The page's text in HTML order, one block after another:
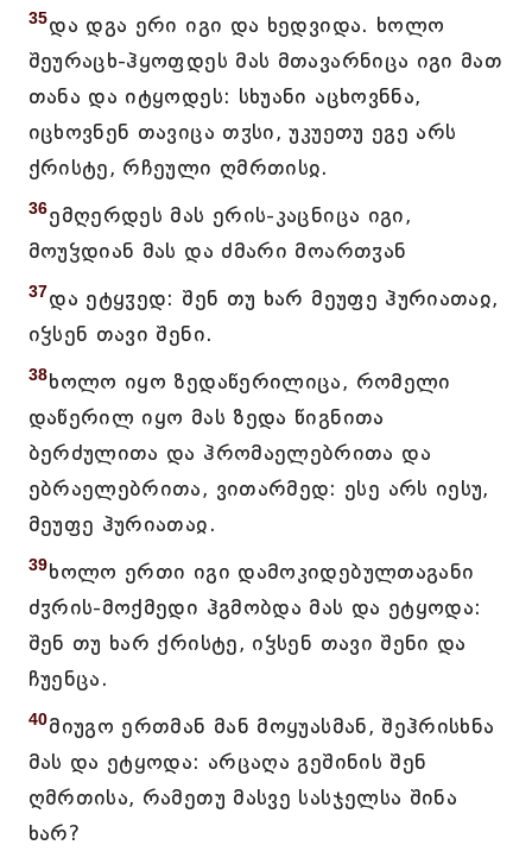
35და დგა ერი იგი და ხედვიდა. ხოლო
შეურაცხ-ჰყოფდეს მას მთავარნიცა იგი მათ
თანა და იტყოდეს: სხუანი აცხოვნნა,
იცხოვნენ თავიცა თჳსი, უკუეთუ ეგე არს
ქრისტე, რჩეული ღმრთისჲ.
36ემღერდეს მას ერის-კაცნიცა იგი,
მოუჴდიან მას და ძმარი მოართჳან
37და ეტყჳედ: შენ თუ ხარ მეუფე ჰურიათაჲ,
იჴსენ თავი შენი.
38ხოლო იყო ზედაწერილიცა, რომელი
დაწერილ იყო მას ზედა წიგნითა
ბერძულითა და ჰრომაელებრითა და
ებრაელებრითა, ვითარმედ: ესე არს იესუ,
მეუფე ჰურიათაჲ.
39ხოლო ერთი იგი დამოკიდებულთაგანი
ძჳრის-მოქმედი ჰგმობდა მას და ეტყოდა:
შენ თუ ხარ ქრისტე, იჴსენ თავი შენი და
ჩუენცა.
40მიუგო ერთმან მან მოყუასმან, შეჰრისხნა
მას და ეტყოდა: არცაღა გეშინის შენ
ღმრთისა, რამეთუ მასვე სასჯელსა შინა
ხარ?